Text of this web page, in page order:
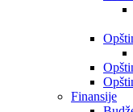
Finansije